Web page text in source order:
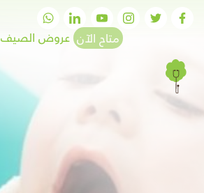
متاح الآن عروض الصيف 2026